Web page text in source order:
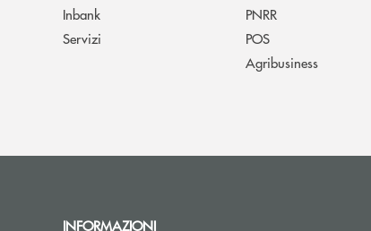
Inbank
Servizi
PNRR
POS
Agribusiness
INFORMAZIONI